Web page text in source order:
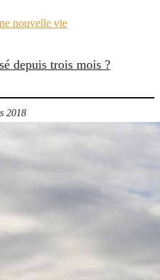
nouvelle vie
depuis trois mois ?
2018